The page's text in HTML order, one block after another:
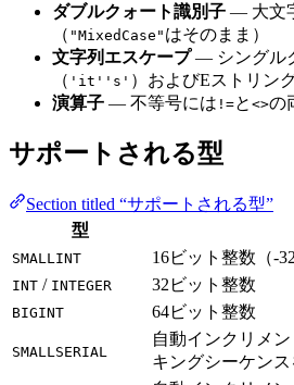
ダブルクォート識別子 — 大文
（ "MixedCase" はそのまま）
文字列エスケープ— シングル
（ 'it''s' ）およびEストリン
演算子 — 不等号には !=と <>の
サポートされる型
Section titled “サポートされる型”
型
SMALLINT 16ビット整数（-
INT / INTEGER 32ビット整数
BIGINT 64ビット整数
SMALLSERIAL
自動インクリメ
キングシーケンス